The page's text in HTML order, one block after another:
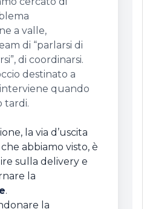
a valle,
di “parlarsi di
di coordinarsi.
destinato a
quando
tardi.
la via d’uscita
abbiamo visto, è
sulla delivery e
la
.
la